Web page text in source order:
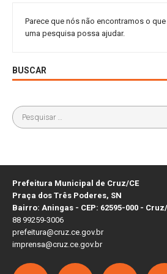
Parece que nós não encontramos o
uma pesquisa possa ajudar.
BUSCAR
Prefeitura Municipal de Cruz/CE
Praça dos Três Poderes, SN
Bairro: Aningas - CEP: 62595-000 -
88 99259-3006
prefeitura@cruz.ce.gov.br
imprensa@cruz.ce.gov.br